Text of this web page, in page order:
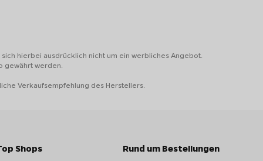
hierbei ausdrücklich nicht um ein werbliches Angebot.
gewährt werden.
Verkaufsempfehlung des Herstellers.
Shops
Rund um Bestellungen